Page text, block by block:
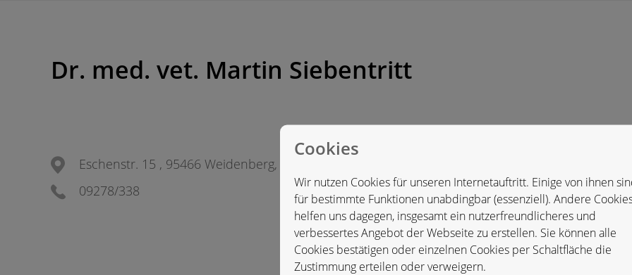
Dr. med. vet. Martin Siebentritt
Eschenstr. 15 , 95466 Weidenberg, Deutschland
09278/338
Cookies
Wir nutzen Cookies für unseren Internetauftritt. Einige von ihnen
für bestimmte Funktionen unabdingbar (essenziell). Andere
helfen uns dagegen, insgesamt ein nutzerfreundlicheres und
verbessertes Angebot der Webseite zu erstellen. Sie können alle
Cookies bestätigen oder einzelnen Cookies per Schaltfläche die
Zustimmung erteilen oder verweigern.